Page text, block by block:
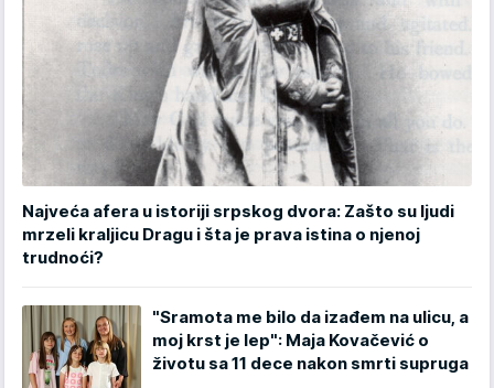
Najveća afera u istoriji srpskog dvora: Zašto su ljudi
mrzeli kraljicu Dragu i šta je prava istina o njenoj
trudnoći?
"Sramota me bilo da izađem na ulicu, a
moj krst je lep": Maja Kovačević o
životu sa 11 dece nakon smrti supruga